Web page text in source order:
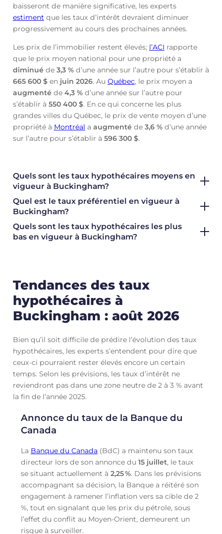
baisseront de manière significative, les experts
estimentque les taux d’intérêt devraient diminuer
progressivement au cours des prochaines années.
Les prix de l’immobilier restent élevés; l’ACI rapporte
que le prix moyen national pour une propriété a
diminué de 3,3 %d’une année sur l’autre pour s’établir à
665 600 $en juin 2026. Au Québec, le prix moyen a
augmenté de 4,3 %d’une année sur l’autre pour
s’établir à 550 400 $. En ce qui concerne les plus
grandes villes du Québec, le prix de vente moyen d’une
propriété à Montréal a augmenté de 3,6 %d’une année
sur l’autre pour s’établir à 596 300 $.
Quels sont les taux hypothécaires moyens en
vigueur à Buckingham?
Quel est le taux préférentiel en vigueur à
Buckingham?
Quels sont les taux hypothécaires les plus
bas en vigueur à Buckingham?
Tendances des taux
hypothécaires à
Buckingham : août 2026
Bien qu’il soit difficile de prédire l’évolution des taux
hypothécaires, les experts s’entendent pour dire que
ceux-ci pourraient rester élevés encore un certain
temps. Selon les prévisions, les taux d’intérêt ne
reviendront pas dans une zone neutre de 2 à 3 % avant
la fin de l’année 2025.
Annonce du taux de la Banque du
Canada
La Banque du Canada (BdC) a maintenu son taux
directeur lors de son annonce du 15 juillet, le taux
se situant actuellement à 2,25%. Dans les prévisions
accompagnant sa décision, la Banque a réitéré son
engagement à ramener l’inflation vers sa cible de 2
%, tout en signalant que les prix du pétrole, sous
l’effet du conflit au Moyen-Orient, demeurent un
risque à surveiller.